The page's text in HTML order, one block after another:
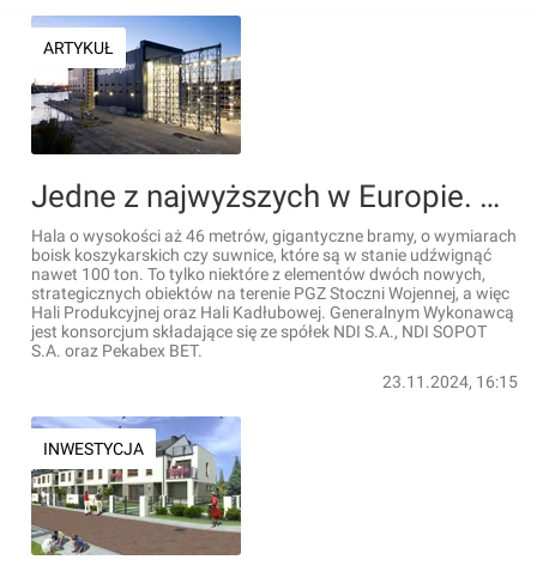
ARTYKUŁ
Jedne z najwyższych w Europie. Nowe obiekty w PGZ Stoczni Wojennej w Gdyni już gotowe! [FILM+ZDJĘCIA]
Hala o wysokości aż 46 metrów, gigantyczne bramy, o wymiarach
boisk koszykarskich czy suwnice, które są w stanie udźwignąć
nawet 100 ton. To tylko niektóre z elementów dwóch nowych,
strategicznych obiektów na terenie PGZ Stoczni Wojennej, a więc
Hali Produkcyjnej oraz Hali Kadłubowej. Generalnym Wykonawcą
jest konsorcjum składające się ze spółek NDI S.A., NDI SOPOT
S.A. oraz Pekabex BET.
23.11.2024, 16:15
INWESTYCJA